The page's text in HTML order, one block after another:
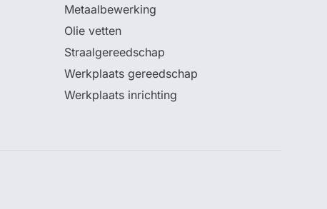
Metaalbewerking
Olie vetten
Straalgereedschap
Werkplaats gereedschap
Werkplaats inrichting